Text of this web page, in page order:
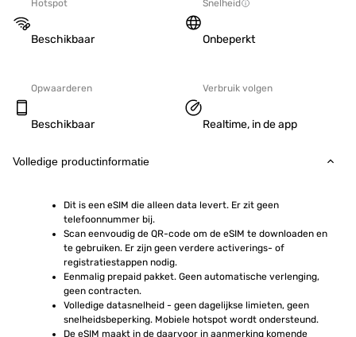
Hotspot
Beschikbaar
Snelheid
Onbeperkt
Opwaarderen
Beschikbaar
Verbruik volgen
Realtime, in de app
Volledige productinformatie
Dit is een eSIM die alleen data levert. Er zit geen
telefoonnummer bij.
Scan eenvoudig de QR-code om de eSIM te downloaden en
te gebruiken. Er zijn geen verdere activerings- of
registratiestappen nodig.
Eenmalig prepaid pakket. Geen automatische verlenging,
geen contracten.
Volledige datasnelheid - geen dagelijkse limieten, geen
snelheidsbeperking. Mobiele hotspot wordt ondersteund.
De eSIM maakt in de daarvoor in aanmerking komende